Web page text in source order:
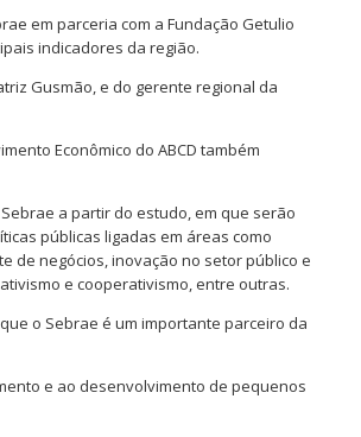
em parceria com a Fundação Getulio
indicadores da região.
Gusmão, e do gerente regional da
Econômico do ABCD também
a partir do estudo, em que serão
públicas ligadas em áreas como
de negócios, inovação no setor público e
e cooperativismo, entre outras.
o Sebrae é um importante parceiro da
e ao desenvolvimento de pequenos